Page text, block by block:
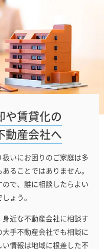
や賃貸化の
動産会社へ
いにお困りのご家庭は多
ることではありません。
で、誰に相談したらよい
ょう。
近な不動産会社に相談す
手不動産会社でも相談に
情報は地域に根差した不